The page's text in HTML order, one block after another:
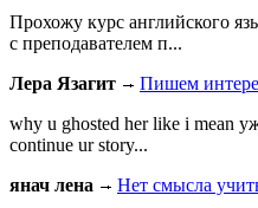
Прохожу курс английского
с преподавателем п...
Лера Язагит
Пишем
why u ghosted her like i mean
continue ur story...
янач лена
Нет смысла